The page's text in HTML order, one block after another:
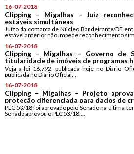
16-07-2018
Clipping – Migalhas – Juiz
estáveis simultâneas
Juízo da comarca de Núcleo Bandeirante/DF
estável anterior não impede reconhecimento
16-07-2018
Clipping – Migalhas – Governo de
titularidade de imóveis de programas
Veja a lei 16.792, publicada hoje no Diário
publicada no Diário Oficial...
16-07-2018
Clipping – Migalhas – Projeto
proteção diferenciada para dados de
PLC 53/18 foi aprovado pelo Senado na última
Senado aprovou o PLC 53/18,...